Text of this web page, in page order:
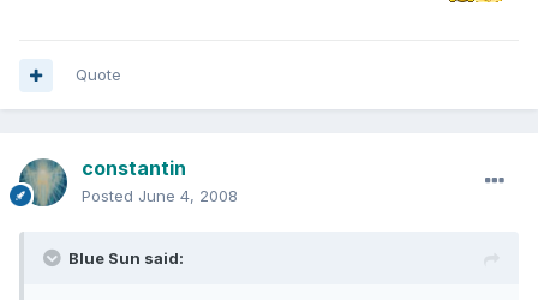
Quote
constantin
Posted June 4, 2008
Blue Sun said: